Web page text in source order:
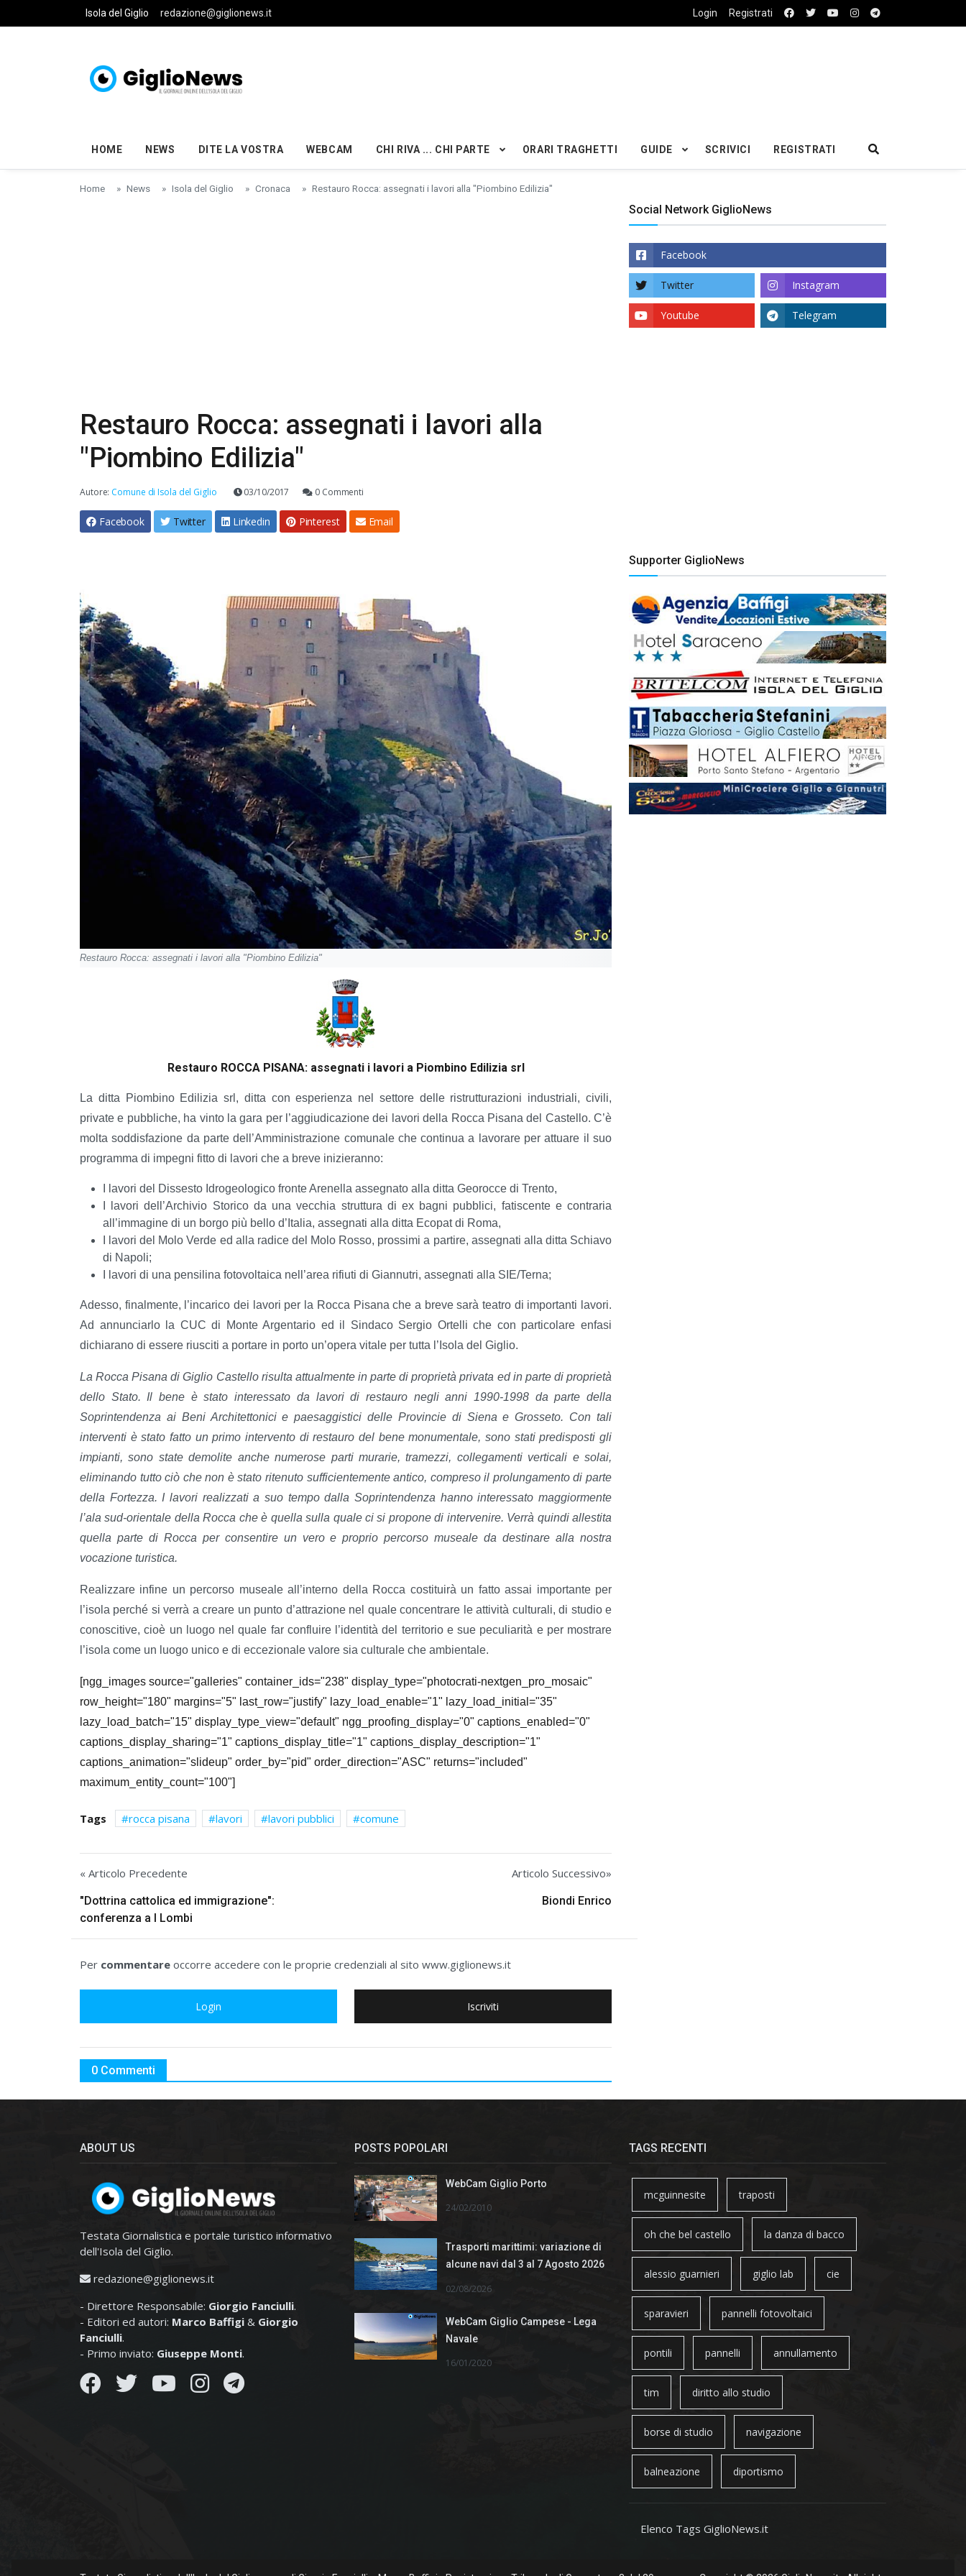
Skip to main content
Isola del Giglio redazione@giglionews.it Login Registrati
HOME NEWS DITE LA VOSTRA WEBCAM CHI RIVA ... CHI PARTE ORARI TRAGHETTI GUIDE SCRIVICI REGISTRATI
Home News Isola del Giglio Cronaca Restauro Rocca: assegnati i lavori alla "Piombino Edilizia"
Restauro Rocca: assegnati i lavori alla
"Piombino Edilizia"
Autore: Comune di Isola del Giglio 03/10/2017 0 Commenti
Facebook Twitter Linkedin Pinterest Email
Restauro Rocca: assegnati i lavori alla "Piombino Edilizia"
Restauro ROCCA PISANA: assegnati i lavori a Piombino Edilizia srl
La ditta Piombino Edilizia srl, ditta con esperienza nel settore delle ristrutturazioni industriali, civili,
private e pubbliche, ha vinto la gara per l’aggiudicazione dei lavori della Rocca Pisana del Castello. C’è
molta soddisfazione da parte dell’Amministrazione comunale che continua a lavorare per attuare il suo
programma di impegni fitto di lavori che a breve inizieranno:
I lavori del Dissesto Idrogeologico fronte Arenella assegnato alla ditta Georocce di Trento,
I lavori dell’Archivio Storico da una vecchia struttura di ex bagni pubblici, fatiscente e contraria
all’immagine di un borgo più bello d’Italia, assegnati alla ditta Ecopat di Roma,
I lavori del Molo Verde ed alla radice del Molo Rosso, prossimi a partire, assegnati alla ditta Schiavo
di Napoli;
I lavori di una pensilina fotovoltaica nell’area rifiuti di Giannutri, assegnati alla SIE/Terna;
Adesso, finalmente, l’incarico dei lavori per la Rocca Pisana che a breve sarà teatro di importanti lavori.
Ad annunciarlo la CUC di Monte Argentario ed il Sindaco Sergio Ortelli che con particolare enfasi
dichiarano di essere riusciti a portare in porto un’opera vitale per tutta l’Isola del Giglio.
La Rocca Pisana di Giglio Castello risulta attualmente in parte di proprietà privata ed in parte di proprietà
dello Stato. Il bene è stato interessato da lavori di restauro negli anni 1990-1998 da parte della
Soprintendenza ai Beni Architettonici e paesaggistici delle Provincie di Siena e Grosseto. Con tali
interventi è stato fatto un primo intervento di restauro del bene monumentale, sono stati predisposti gli
impianti, sono state demolite anche numerose parti murarie, tramezzi, collegamenti verticali e solai,
eliminando tutto ciò che non è stato ritenuto sufficientemente antico, compreso il prolungamento di parte
della Fortezza. I lavori realizzati a suo tempo dalla Soprintendenza hanno interessato maggiormente
l’ala sud-orientale della Rocca che è quella sulla quale ci si propone di intervenire. Verrà quindi allestita
quella parte di Rocca per consentire un vero e proprio percorso museale da destinare alla nostra
vocazione turistica.
Realizzare infine un percorso museale all’interno della Rocca costituirà un fatto assai importante per
l’isola perché si verrà a creare un punto d’attrazione nel quale concentrare le attività culturali, di studio e
conoscitive, cioè un luogo nel quale far confluire l’identità del territorio e sue peculiarità e per mostrare
l’isola come un luogo unico e di eccezionale valore sia culturale che ambientale.
[ngg_images source="galleries" container_ids="238" display_type="photocrati-nextgen_pro_mosaic"
row_height="180" margins="5" last_row="justify" lazy_load_enable="1" lazy_load_initial="35"
lazy_load_batch="15" display_type_view="default" ngg_proofing_display="0" captions_enabled="0"
captions_display_sharing="1" captions_display_title="1" captions_display_description="1"
captions_animation="slideup" order_by="pid" order_direction="ASC" returns="included"
maximum_entity_count="100"]
Tags rocca pisana lavori lavori pubblici comune
« Articolo Precedente
"Dottrina cattolica ed immigrazione":
conferenza a I Lombi
Articolo Successivo»
Biondi Enrico
Per commentare occorre accedere con le proprie credenziali al sito www.giglionews.it
Login Iscriviti
0 Commenti
Social Network GiglioNews
Facebook
Twitter Instagram
Youtube Telegram
Supporter GiglioNews
ABOUT US
Testata Giornalistica e portale turistico informativo
dell'Isola del Giglio.
redazione@giglionews.it
- Direttore Responsabile: Giorgio Fanciulli.
- Editori ed autori: Marco Baffigi & Giorgio
Fanciulli.
- Primo inviato: Giuseppe Monti.
POSTS POPOLARI
WebCam Giglio Porto
24/02/2010
Trasporti marittimi: variazione di
alcune navi dal 3 al 7 Agosto 2026
02/08/2026
WebCam Giglio Campese - Lega
Navale
16/01/2020
TAGS RECENTI
mcguinnesite traposti
oh che bel castello la danza di bacco
alessio guarnieri giglio lab cie
sparavieri pannelli fotovoltaici
pontili pannelli annullamento
tim diritto allo studio
borse di studio navigazione
balneazione diportismo
Elenco Tags GiglioNews.it